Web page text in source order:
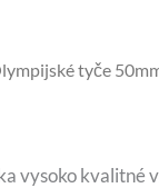
tyče
vysoko kvalitné